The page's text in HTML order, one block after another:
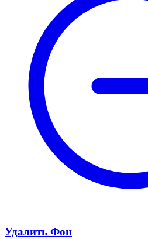
Удалить Фон